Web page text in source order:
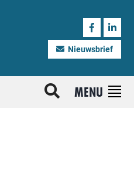
Nieuwsbrief
MENU